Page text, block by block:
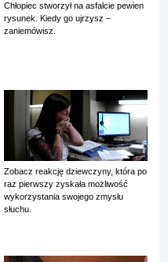
Chłopiec stworzył na asfalcie pewien
rysunek. Kiedy go ujrzysz –
zaniemówisz.
Zobacz reakcję dziewczyny, która po
raz pierwszy zyskała możliwość
wykorzystania swojego zmysłu
słuchu.